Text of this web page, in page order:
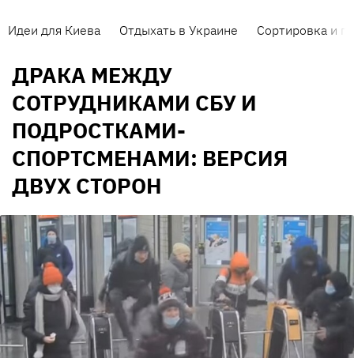
Идеи для Киева Отдыхать в Украине Сортировка и
ДРАКА МЕЖДУ
СОТРУДНИКАМИ СБУ И
ПОДРОСТКАМИ-
СПОРТСМЕНАМИ: ВЕРСИЯ
ДВУХ СТОРОН